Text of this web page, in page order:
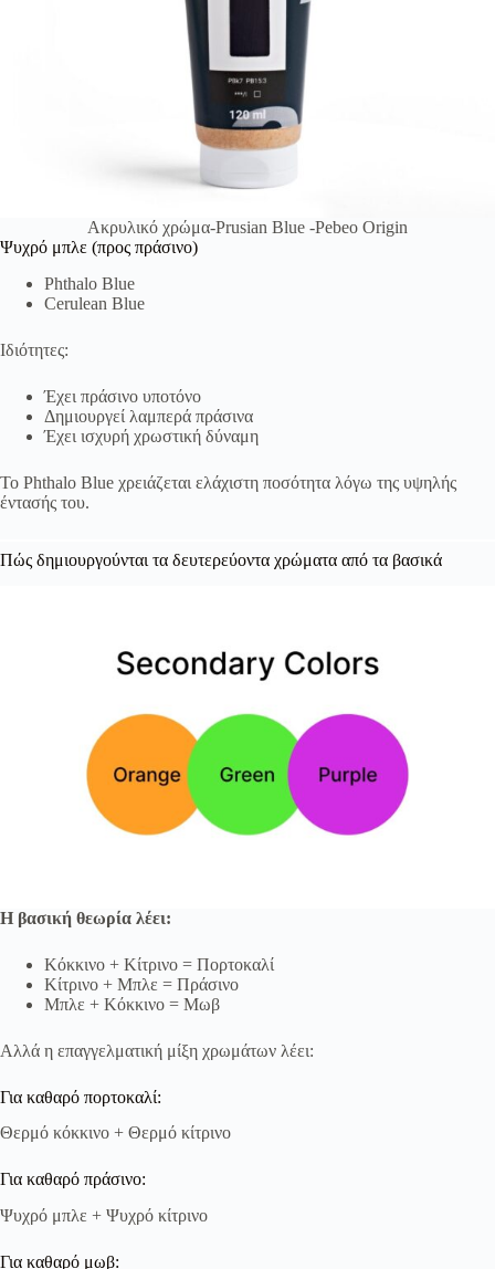
Ακρυλικό χρώμα-Prusian Blue -Pebeo Origin
Ψυχρό μπλε (προς πράσινο)
Phthalo Blue
Cerulean Blue
Ιδιότητες:
Έχει πράσινο υποτόνο
Δημιουργεί λαμπερά πράσινα
Έχει ισχυρή χρωστική δύναμη
Το Phthalo Blue χρειάζεται ελάχιστη ποσότητα λόγω της υψηλής
έντασής του.
Πώς δημιουργούνται τα δευτερεύοντα χρώματα από τα βασικά
Η βασική θεωρία λέει:
Κόκκινο + Κίτρινο = Πορτοκαλί
Κίτρινο + Μπλε = Πράσινο
Μπλε + Κόκκινο = Μωβ
Αλλά η επαγγελματική μίξη χρωμάτων λέει:
Για καθαρό πορτοκαλί:
Θερμό κόκκινο + Θερμό κίτρινο
Για καθαρό πράσινο:
Ψυχρό μπλε + Ψυχρό κίτρινο
Για καθαρό μωβ: